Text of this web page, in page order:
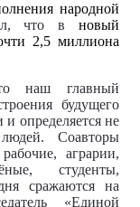
народной
что в новый
2,5 миллиона
наш главный
будущего
определяется не
Соавторы
аграрии,
студенты,
сражаются на
«Единой